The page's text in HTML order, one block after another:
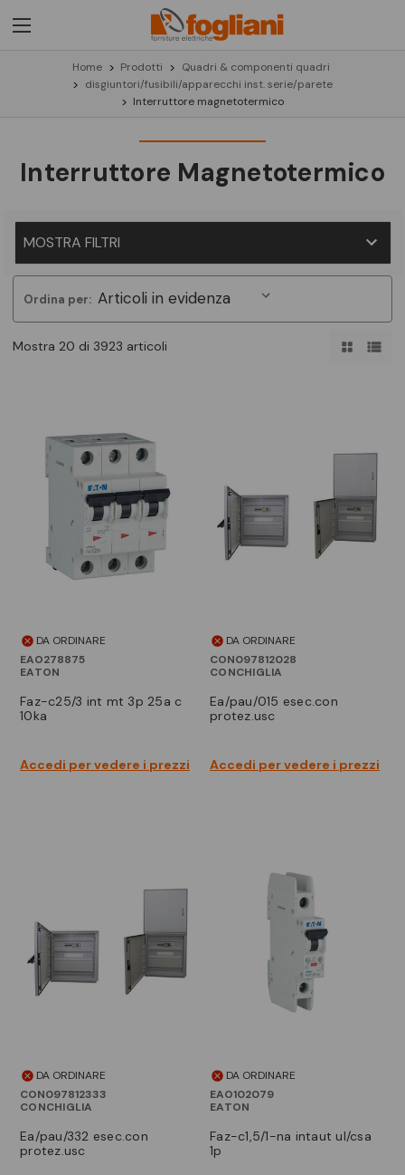
Home Prodotti
Quadri & componenti quadri
disgiuntori/fusibili/apparecchi inst. serie/parete
Interruttore magnetotermico
Interruttore Magnetotermico
MOSTRA FILTRI
Mostra 20 di 3923 articoli
Ordina per:
DA ORDINARE
EAO278875
EATON
faz-c25/3 int mt 3p 25a c
10ka
Accedi per vedere i prezzi
DA ORDINARE
CON097812028
CONCHIGLIA
ea/pau/015 esec.con
protez.usc
Accedi per vedere i prezzi
DA ORDINARE
CON097812333
CONCHIGLIA
ea/pau/332 esec.con
protez.usc
DA ORDINARE
EAO102079
EATON
faz-c1,5/1-na intaut ul/csa
1p